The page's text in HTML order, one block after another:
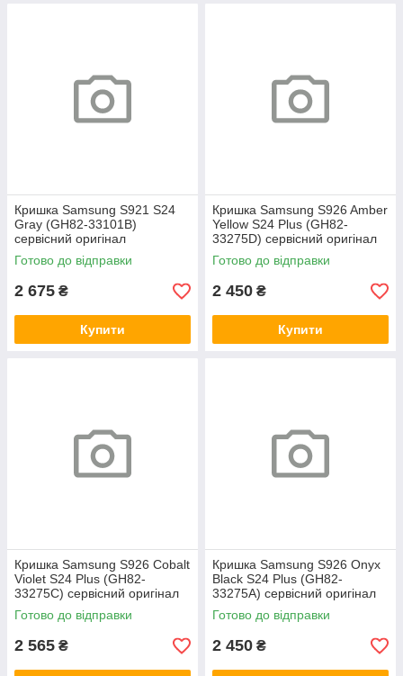
Кришка Samsung S921 S24
Gray (GH82-33101B)
сервісний оригінал
Готово до відправки
2 675 ₴
Купити
Кришка Samsung S926 Amber
Yellow S24 Plus (GH82-
33275D) сервісний оригінал
Готово до відправки
2 450 ₴
Купити
Кришка Samsung S926 Cobalt
Violet S24 Plus (GH82-
33275C) сервісний оригінал
Готово до відправки
2 565 ₴
Кришка Samsung S926 Onyx
Black S24 Plus (GH82-
33275A) сервісний оригінал
Готово до відправки
2 450 ₴